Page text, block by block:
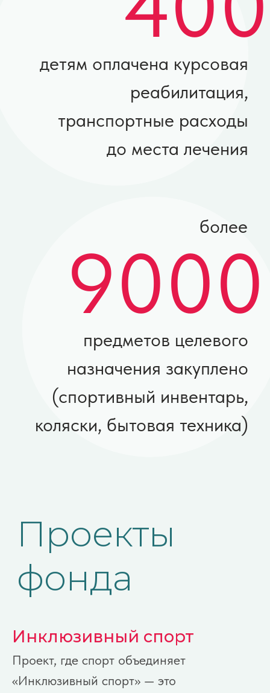
Инклюзивный спорт
Проект, где спорт объединяет
«Инклюзивный спорт» — это